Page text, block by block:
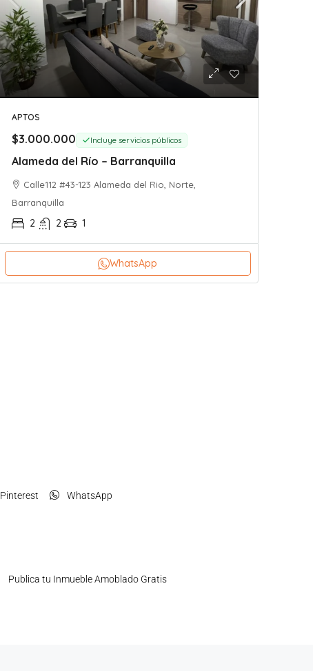
APTOS
$3.000.000 Incluye servicios públicos
Alameda del Río – Barranquilla
Calle112 #43-123 Alameda del Rio, Norte,
Barranquilla
2 2 1
WhatsApp
Pinterest WhatsApp
Publica tu Inmueble Amoblado Gratis